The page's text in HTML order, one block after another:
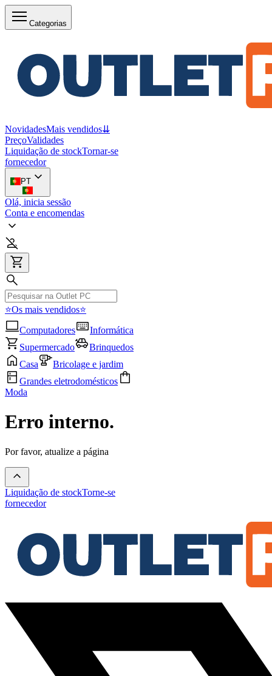
Categorias
NovidadesMais vendidos⇊
PreçoValidades
Liquidação de stockTornar-se
fornecedor
PT
Olá, inicia sessão
Conta e encomendas
⭐Os mais vendidos⭐
Computadores
Informática
Supermercado
Brinquedos
Casa
Bricolage e jardim
Grandes eletrodomésticos
Moda
Erro interno.
Por favor, atualize a página
Liquidação de stockTorne-se
fornecedor